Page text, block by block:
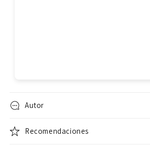
Autor
Recomendaciones